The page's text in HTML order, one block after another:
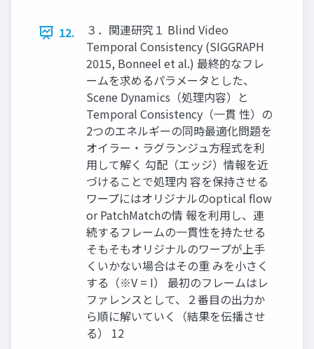
12.
３．関連研究１ Blind Video
Temporal Consistency (SIGGRAPH
2015, Bonneel et al.) 最終的なフレ
ームを求めるパラメータとした、
Scene Dynamics（処理内容）と
Temporal Consistency（一貫 性）の
2つのエネルギーの同時最適化問題を
オイラー・ラグランジュ方程式を利
用して解く 勾配（エッジ）情報を近
づけることで処理内 容を保持させる
ワープにはオリジナルのoptical flow
or PatchMatchの情 報を利用し、連
続するフレームの一貫性を持たせる
そもそもオリジナルのワープが上手
くいかない場合はその重 みを小さく
する（※V = I） 最初のフレームはレ
ファレンスとして、２番目の出力か
ら順に解いていく（結果を伝播させ
る） 12